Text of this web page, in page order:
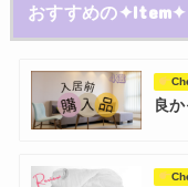
おすすめの✦Item✦
良